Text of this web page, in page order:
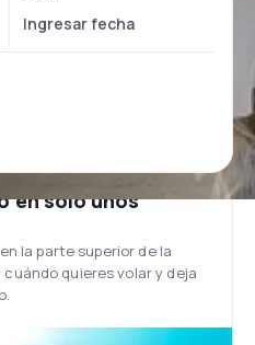
en solo unos
la parte superior de la
quieres volar y deja